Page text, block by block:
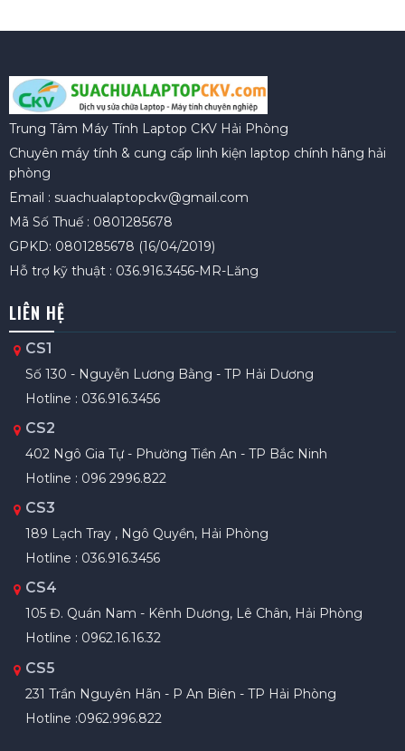
Trung Tâm Máy Tính Laptop CKV Hải Phòng
Chuyên máy tính & cung cấp linh kiện laptop chính hãng hải
phòng
Email : suachualaptopckv@gmail.com
Mã Số Thuế : 0801285678
GPKD: 0801285678 (16/04/2019)
Hỗ trợ kỹ thuật : 036.916.3456-MR-Lăng
LIÊN HỆ
CS1
Số 130 - Nguyễn Lương Bằng - TP Hải Dương
Hotline : 036.916.3456
CS2
402 Ngô Gia Tự - Phường Tiền An - TP Bắc Ninh
Hotline : 096 2996.822
CS3
189 Lạch Tray , Ngô Quyền, Hải Phòng
Hotline : 036.916.3456
CS4
105 Đ. Quán Nam - Kênh Dương, Lê Chân, Hải Phòng
Hotline : 0962.16.16.32
CS5
231 Trần Nguyên Hãn - P An Biên - TP Hải Phòng
Hotline :0962.996.822